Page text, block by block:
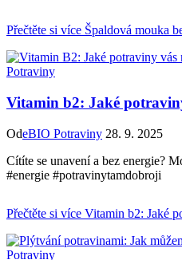
Přečtěte si více Špaldová mouka
Potraviny
Vitamin b2: Jaké
OdeBIO Potraviny 28. 9. 2025
Cítíte se unavení a bez energie?
#energie #potravinytamdobroji
Přečtěte si více Vitamin b2: Jaké
Potraviny